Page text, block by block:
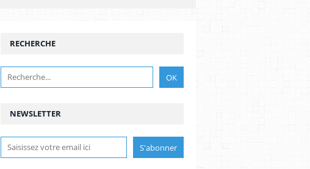
NEWSLETTER
RECHERCHE